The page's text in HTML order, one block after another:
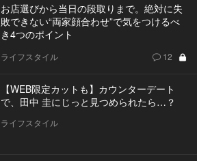
お店選びから当日の段取りまで。絶対に失
敗できない“両家顔合わせ”で気をつけるべ
き4つのポイント
ライフスタイル 12
【WEB限定カットも】カウンターデート
で、田中 圭にじっと見つめられたら…？
ライフスタイル